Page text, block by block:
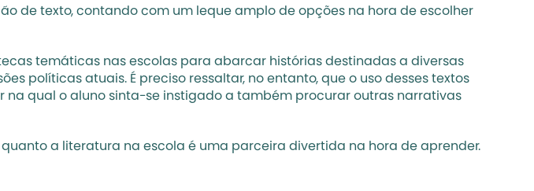
de texto, contando com um leque amplo de opções na hora de escolher
temáticas nas escolas para abarcar histórias destinadas a diversas
políticas atuais. É preciso ressaltar, no entanto, que o uso desses textos
qual o aluno sinta-se instigado a também procurar outras narrativas
a literatura na escola é uma parceira divertida na hora de aprender.